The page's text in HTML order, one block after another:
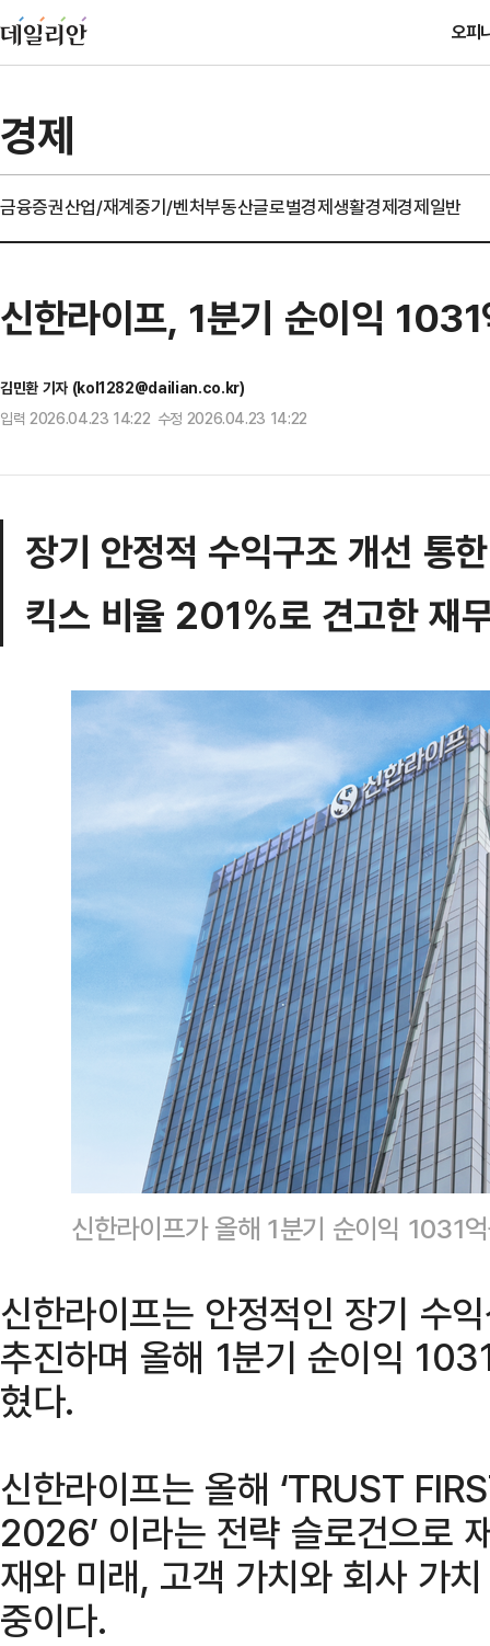
오피
경제
금융증권산업/재계중기/벤처부동산글로벌경제생활경제경제일반
신한라이프, 1분기 순이익
김민환 기자 (kol1282@dailian.co.kr)
입력 2026.04.23 14:22 수정 2026.04.23 14:22
장기 안정적 수익구조 개선 통
킥스 비율 201%로 견고한 재
신한라이프가 올해 1분기 순이익 1031
신한라이프는 안정적인 장기 수
추진하며 올해 1분기 순이익
혔다.
신한라이프는 올해 ‘TRUST
2026’ 이라는 전략 슬로건으로
재와 미래, 고객 가치와 회사 가
중이다.